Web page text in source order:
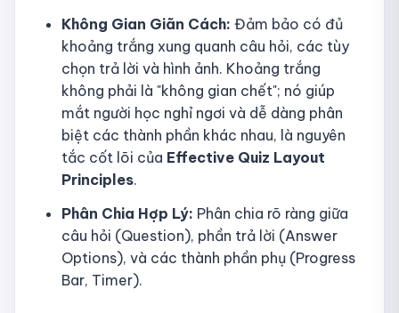
Không Gian Giãn Cách: Đảm bảo có đủ
khoảng trắng xung quanh câu hỏi, các tùy
chọn trả lời và hình ảnh. Khoảng trắng
không phải là "không gian chết"; nó giúp
mắt người học nghỉ ngơi và dễ dàng phân
biệt các thành phần khác nhau, là nguyên
tắc cốt lõi của Effective Quiz Layout
Principles.
Phân Chia Hợp Lý: Phân chia rõ ràng giữa
câu hỏi (Question), phần trả lời (Answer
Options), và các thành phần phụ (Progress
Bar, Timer).